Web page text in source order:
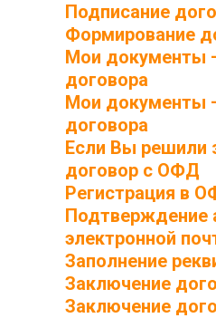
Подписание
Формирование
Мои документы
договора
Мои документы
договора
Если Вы решили
договор с ОФД
Регистрация в
Подтверждение
электронной
Заполнение
Заключение
Заключение